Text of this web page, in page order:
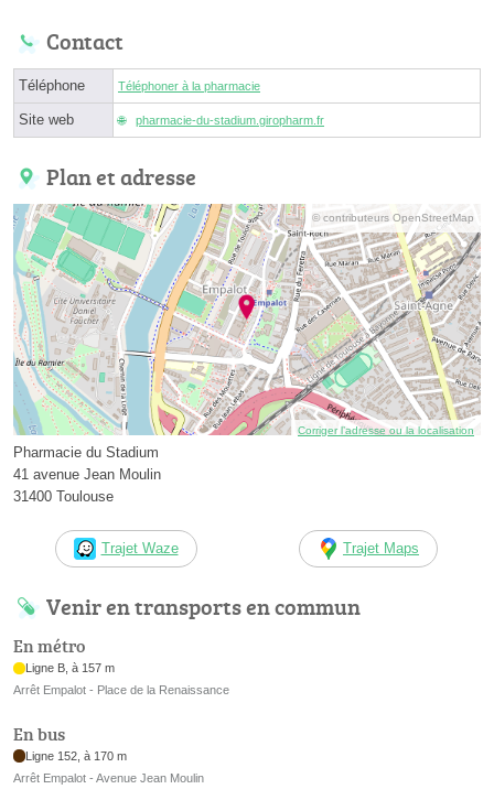
Contact
Téléphone Téléphoner à la pharmacie
Site web pharmacie-du-stadium.giropharm.fr
Plan et adresse
© contributeurs OpenStreetMap
Corriger l’adresse ou la localisation
Pharmacie du Stadium
41 avenue Jean Moulin
31400 Toulouse
Trajet Waze Trajet Maps
Venir en transports en commun
En métro
Ligne B, à 157 m
Arrêt Empalot - Place de la Renaissance
En bus
Ligne 152, à 170 m
Arrêt Empalot - Avenue Jean Moulin